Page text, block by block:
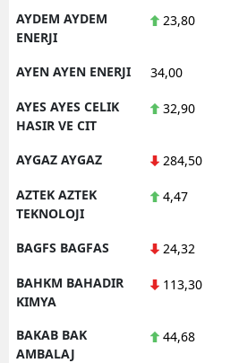
AYDEM AYDEM
ENERJI
23,80
AYEN AYEN ENERJI 34,00
AYES AYES CELIK
HASIR VE CIT
32,90
AYGAZ AYGAZ 284,50
AZTEK AZTEK
TEKNOLOJI
4,47
BAGFS BAGFAS 24,32
BAHKM BAHADIR
KIMYA
113,30
BAKAB BAK
AMBALAJ
44,68